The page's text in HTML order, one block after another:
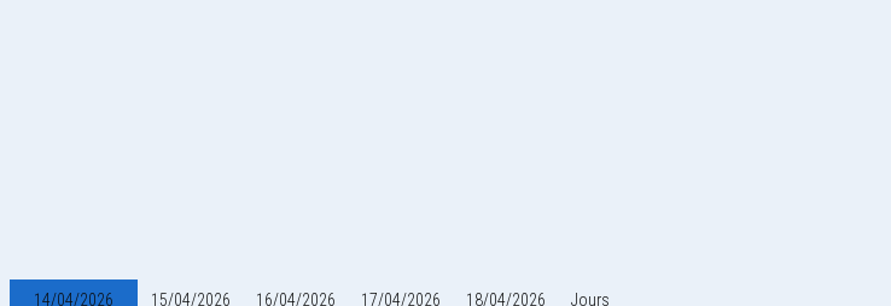
14/04/2026 15/04/2026 16/04/2026 17/04/2026 18/04/2026
Jours